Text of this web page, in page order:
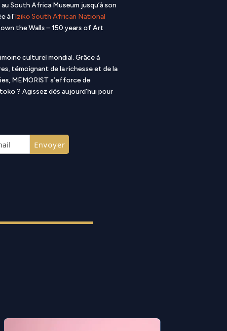
South Africa Museum jusqu’à son
à l’Iziko South African National
the Walls – 150 years of Art
culturel mondial. Grâce à
témoignant de la richesse et de la
MEMORIST s’efforce de
? Agissez dès aujourd’hui pour